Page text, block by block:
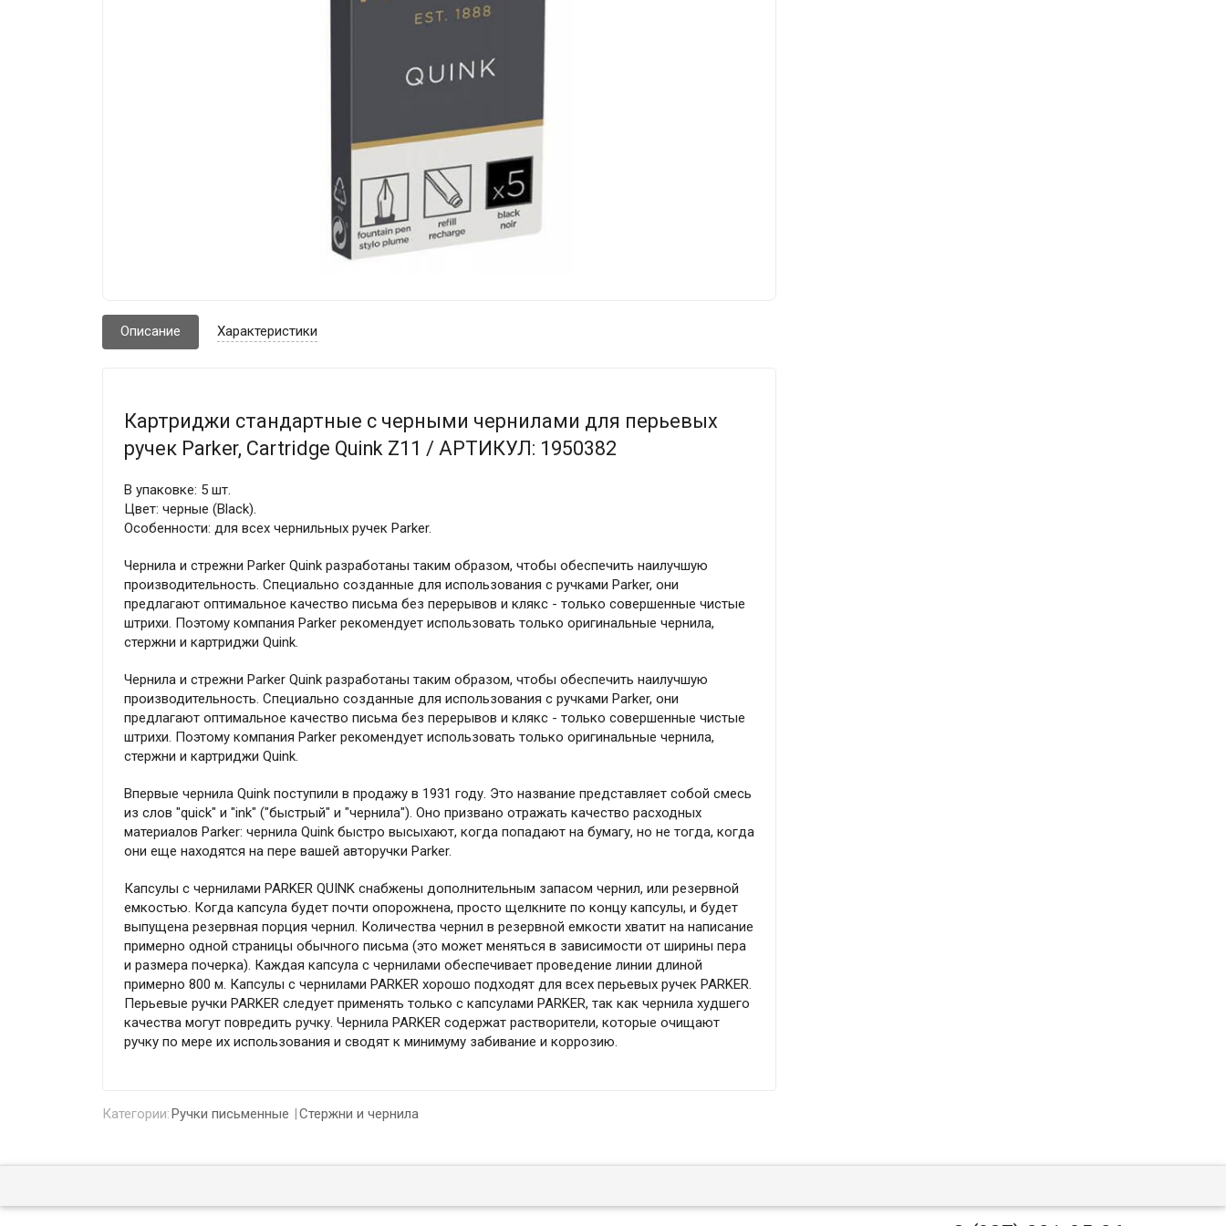
Описание Характеристики
Картриджи стандартные с черными чернилами для перьевых
ручек Parker, Cartridge Quink Z11 / АРТИКУЛ: 1950382
В упаковке: 5 шт.
Цвет: черные (Black).
Особенности: для всех чернильных ручек Parker.
Чернила и стрежни Parker Quink разработаны таким образом, чтобы обеспечить наилучшую
производительность. Специально созданные для использования с ручками Parker, они
предлагают оптимальное качество письма без перерывов и клякс - только совершенные чистые
штрихи. Поэтому компания Parker рекомендует использовать только оригинальные чернила,
стержни и картриджи Quink.
Чернила и стрежни Parker Quink разработаны таким образом, чтобы обеспечить наилучшую
производительность. Специально созданные для использования с ручками Parker, они
предлагают оптимальное качество письма без перерывов и клякс - только совершенные чистые
штрихи. Поэтому компания Parker рекомендует использовать только оригинальные чернила,
стержни и картриджи Quink.
Впервые чернила Quink поступили в продажу в 1931 году. Это название представляет собой смесь
из слов "quick" и "ink" ("быстрый" и "чернила"). Оно призвано отражать качество расходных
материалов Parker: чернила Quink быстро высыхают, когда попадают на бумагу, но не тогда, когда
они еще находятся на пере вашей авторучки Parker.
Капсулы с чернилами PARKER QUINK снабжены дополнительным запасом чернил, или резервной
емкостью. Когда капсула будет почти опорожнена, просто щелкните по концу капсулы, и будет
выпущена резервная порция чернил. Количества чернил в резервной емкости хватит на написание
примерно одной страницы обычного письма (это может меняться в зависимости от ширины пера
и размера почерка). Каждая капсула с чернилами обеспечивает проведение линии длиной
примерно 800 м. Капсулы с чернилами PARKER хорошо подходят для всех перьевых ручек PARKER.
Перьевые ручки PARKER следует применять только с капсулами PARKER, так как чернила худшего
качества могут повредить ручку. Чернила PARKER содержат растворители, которые очищают
ручку по мере их использования и сводят к минимуму забивание и коррозию.
Категории:Ручки письменные Стержни и чернила